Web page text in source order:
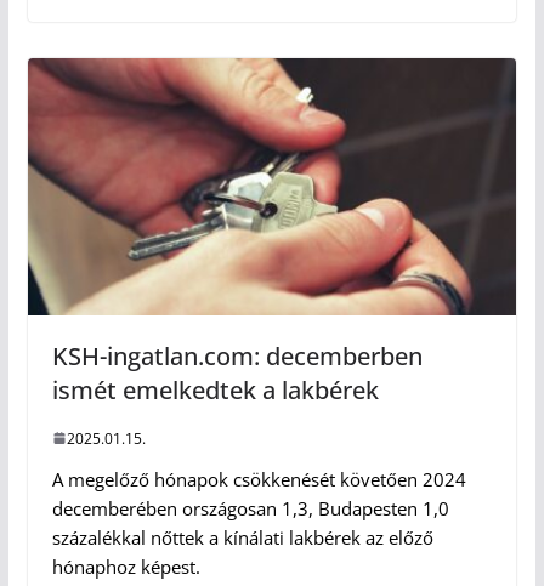
KSH-ingatlan.com: decemberben
ismét emelkedtek a lakbérek
2025.01.15.
A megelőző hónapok csökkenését követően 2024
decemberében országosan 1,3, Budapesten 1,0
százalékkal nőttek a kínálati lakbérek az előző
hónaphoz képest.